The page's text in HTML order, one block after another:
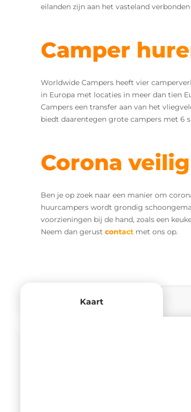
eilanden zijn aan het vasteland
Camper
Worldwide Campers heeft vier
in Europa met locaties in meer dan tien
Campers een transfer aan van het
biedt daarentegen grote campers met 6
Corona
Ben je op zoek naar een manier om
huurcampers wordt grondig
voorzieningen bij de hand, zoals een
Neem dan gerust contact met ons op.
Kaart